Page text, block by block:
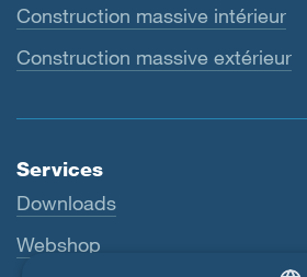
Construction massive intérieur
Construction massive extérieur
Services
Downloads
Webshop